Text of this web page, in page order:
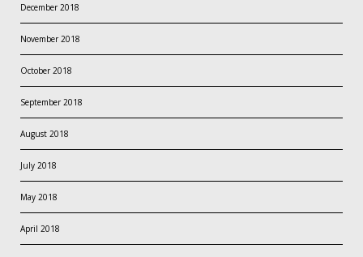
December 2018
November 2018
October 2018
September 2018
August 2018
July 2018
May 2018
April 2018